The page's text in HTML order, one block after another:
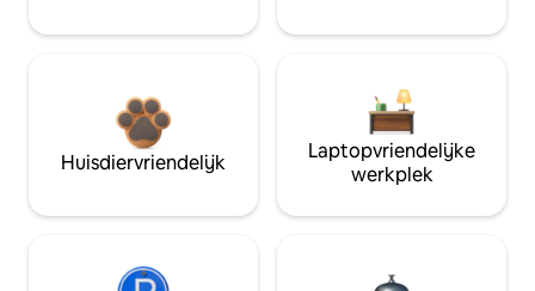
Huisdiervriendelijk
Laptopvriendelijke
werkplek